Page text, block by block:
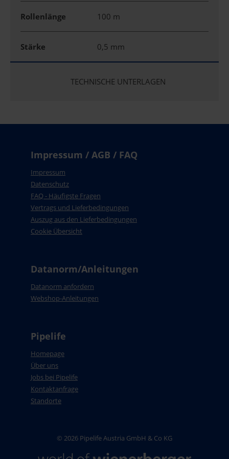
Rollenlänge 100 m
Stärke 0,5 mm
TECHNISCHE UNTERLAGEN
Impressum / AGB / FAQ
Impressum
Datenschutz
FAQ - Häufigste Fragen
Vertrags und Lieferbedingungen
Auszug aus den Lieferbedingungen
Cookie Übersicht
Datanorm/Anleitungen
Datanorm anfordern
Webshop-Anleitungen
Pipelife
Homepage
Über uns
Jobs bei Pipelife
Kontaktanfrage
Standorte
© 2026 Pipelife Austria GmbH & Co KG